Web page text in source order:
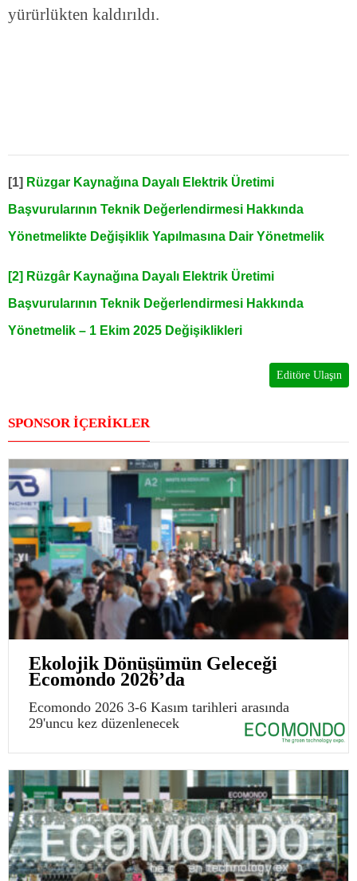
yürürlükten kaldırıldı.
[1] Rüzgar Kaynağına Dayalı Elektrik Üretimi
Başvurularının Teknik Değerlendirmesi Hakkında
Yönetmelikte Değişiklik Yapılmasına Dair Yönetmelik
[2] Rüzgâr Kaynağına Dayalı Elektrik Üretimi
Başvurularının Teknik Değerlendirmesi Hakkında
Yönetmelik – 1 Ekim 2025 Değişiklikleri
Editöre Ulaşın
SPONSOR İÇERİKLER
Ekolojik Dönüşümün Geleceği
Ecomondo 2026’da
Ecomondo 2026 3-6 Kasım tarihleri arasında
29'uncu kez düzenlenecek